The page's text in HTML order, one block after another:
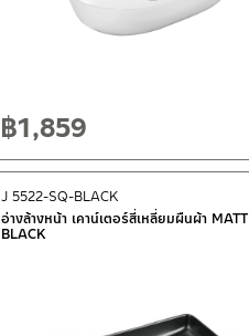
฿1,859
อ่างล้างหน้า เคาน์เตอร์สี่เหลี่ยมผืนผ้า MATT
BLACK
J 5522-SQ-BLACK